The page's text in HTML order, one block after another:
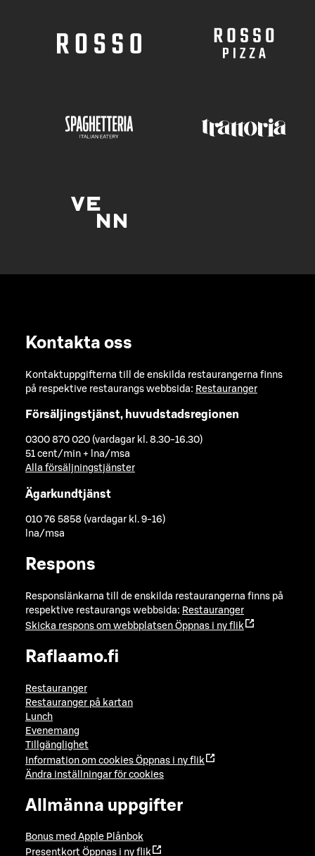
Kontakta oss
Kontaktuppgifterna till de enskilda restaurangerna finns
på respektive restaurangs webbsida: Restauranger
Försäljingstjänst, huvudstadsregionen
0300 870 020 (vardagar kl. 8.30-16.30)
51 cent/min + lna/msa
Alla försäljningstjänster
Ägarkundtjänst
010 76 5858 (vardagar kl. 9-16)
lna/msa
Respons
Responslänkarna till de enskilda restaurangerna finns på
respektive restaurangs webbsida: Restauranger
Skicka respons om webbplatsen Öppnas i ny flik
Raflaamo.fi
Restauranger
Restauranger på kartan
Lunch
Evenemang
Tillgänglighet
Information om cookies Öppnas i ny flik
Ändra inställningar för cookies
Allmänna uppgifter
Bonus med Apple Plånbok
Presentkort Öppnas i ny flik